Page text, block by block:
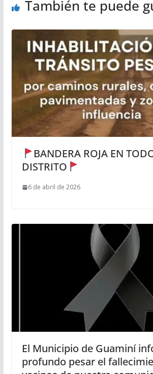
También te puede
BANDERA ROJA EN
DISTRITO
6 de abril de 2026
El Municipio de Guaminí
profundo pesar el